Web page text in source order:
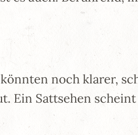
noch klarer,
Ein Sattsehen